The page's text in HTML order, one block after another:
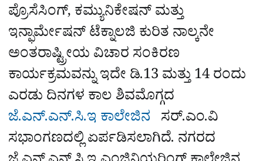
ಪ್ರೊಸೆಸಿಂಗ್, ಕಮ್ಯುನಿಕೇಷನ್ ಮತ್ತು
ಇನ್ಫಾರ್ಮೇಷನ್‌ ಟೆಕ್ನಾಲಜಿ ಕುರಿತ ನಾಲ್ಕನೇ
ಅಂತರಾಷ್ಟ್ರೀಯ ವಿಚಾರ ಸಂಕಿರಣ
ಕಾರ್ಯಕ್ರಮವನ್ನು ಇದೇ ಡಿ.13 ಮತ್ತು 14 ರಂದು
ಎರಡು ದಿನಗಳ ಕಾಲ ಶಿವಮೊಗ್ಗದ
ಜೆ.ಎನ್‌.ಎನ್.ಸಿ.ಇ ಕಾಲೇಜಿನ ಸರ್.ಎಂ.ವಿ
ಸಭಾಂಗಣದಲ್ಲಿ ಏರ್ಪಡಿಸಲಾಗಿದೆ. ನಗರದ